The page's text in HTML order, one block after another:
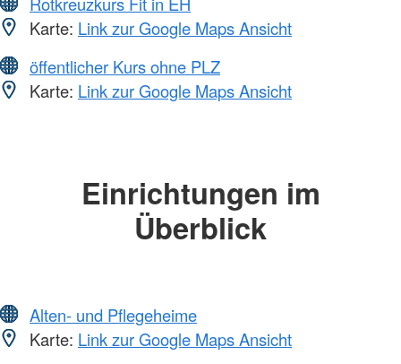
Karte: Link zur Google Maps Ansicht
öffentlicher Kurs ohne PLZ
Karte: Link zur Google Maps Ansicht
Einrichtungen im
Überblick
Alten- und Pflegeheime
Karte: Link zur Google Maps Ansicht